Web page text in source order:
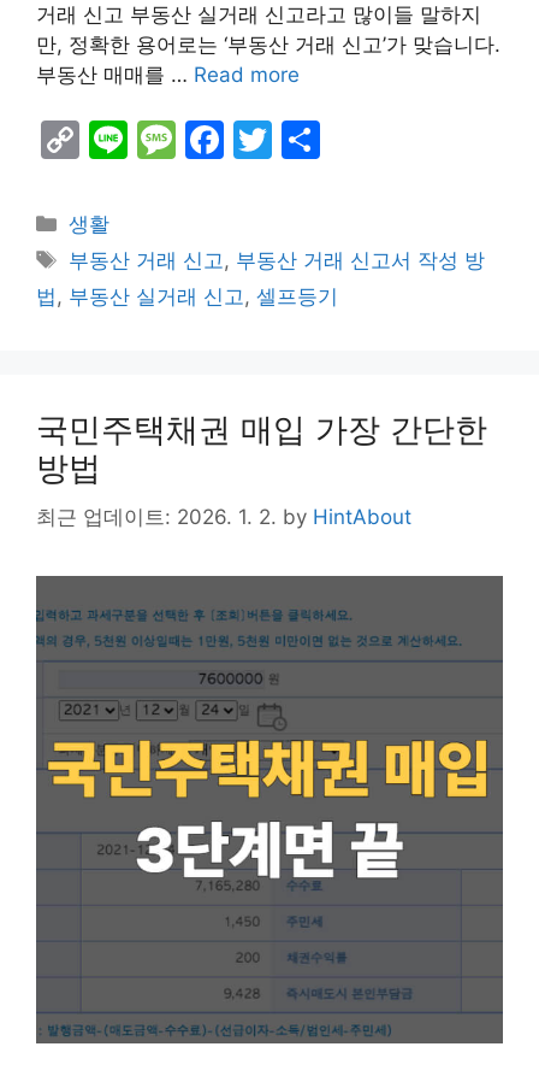
거래 신고 부동산 실거래 신고라고 많이들 말하지
만, 정확한 용어로는 ‘부동산 거래 신고’가 맞습니다.
부동산 매매를 … Read more
C
p
y
Li
Li M
s
a
F
e
b
k
T
er e
Categories
생활
Tags
부동산 거래 신고, 부동산 거래 신고서 작성 방
법, 부동산 실거래 신고, 셀프등기
국민주택채권 매입 가장 간단한
방법
최근 업데이트: 2026. 1. 2. by HintAbout